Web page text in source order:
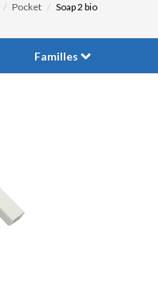
Pocket Soap 2 bio
Familles